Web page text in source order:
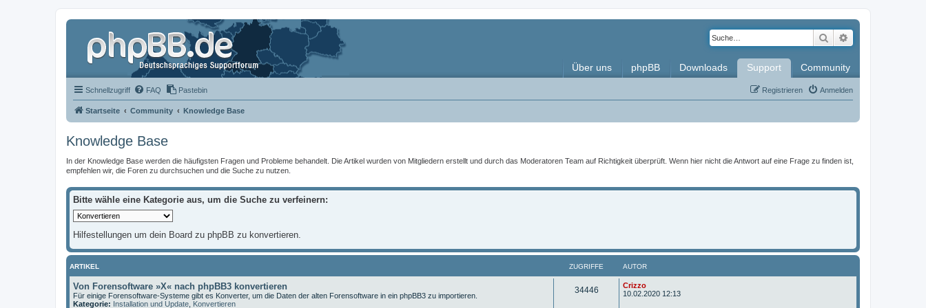
Suche
Über uns phpBB Downloads Support Community
Schnellzugriff FAQ Pastebin Anmelden
Registrieren
Startseite Community Knowledge Base
Knowledge Base
In der Knowledge Base werden die häufigsten Fragen und Probleme behandelt. Die Artikel wurden von Mitgliedern erstellt und durch das Moderatoren Team auf Richtigkeit überprüft. Wenn hier nicht die Antwort auf eine Frage zu finden ist,
empfehlen wir, die Foren zu durchsuchen und die Suche zu nutzen.
Bitte wähle eine Kategorie aus, um die Suche zu verfeinern:
Hilfestellungen um dein Board zu phpBB zu konvertieren.
ARTIKEL ZUGRIFFE AUTOR
Von Forensoftware »X« nach phpBB3 konvertieren
Für einige Forensoftware-Systeme gibt es Konverter, um die Daten der alten Forensoftware in ein phpBB3 zu importieren.
Kategorie: Installation und Update Konvertieren
34446Z
A
u
Crizzo
10.02.2020 12:13